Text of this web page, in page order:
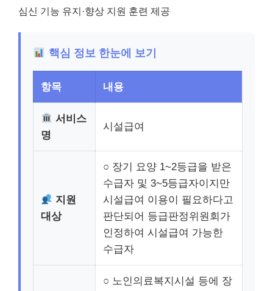
심신 기능 유지·향상 지원 훈련 제공
핵심 정보 한눈에 보기
항목 내용
서비스
명
시설급여
지원
대상
○ 장기 요양 1~2등급을 받은
수급자 및 3~5등급자이지만
시설급여 이용이 필요하다고
판단되어 등급판정위원회가
인정하여 시설급여 가능한
수급자
○ 노인의료복지시설 등에 장